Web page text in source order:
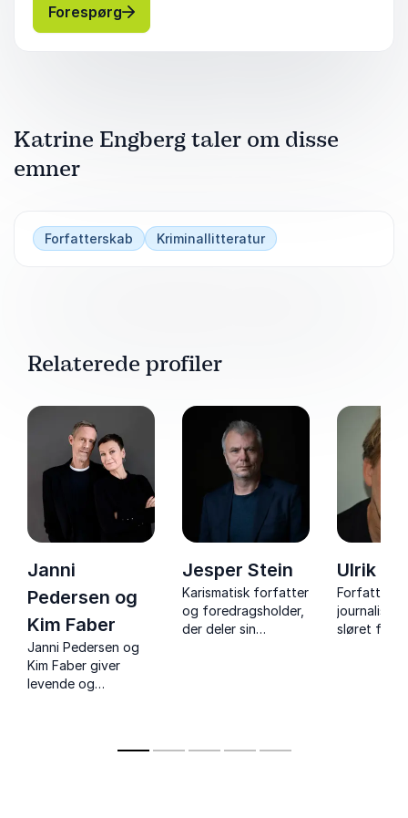
Forespørg: Katrine Engberg Et unikt indblik i
Katrine Engberg taler om disse
emner
Forfatterskab Kriminallitteratur
Relaterede profiler
Janni
Pedersen og
Kim Faber
Janni Pedersen og
Kim Faber giver
levende og
Jesper Stein
Karismatisk forfatter
og foredragsholder,
der deler sin
Ulrik
Forfatter
journalist
sløret for